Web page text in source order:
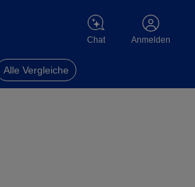
Chat Anmelden
Alle Vergleiche